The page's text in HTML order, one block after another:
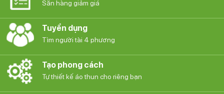
Săn hàng giảm giá
Tuyển dụng
Tìm người tài 4 phương
Tạo phong cách
Tự thiết kế áo thun cho riêng bạn